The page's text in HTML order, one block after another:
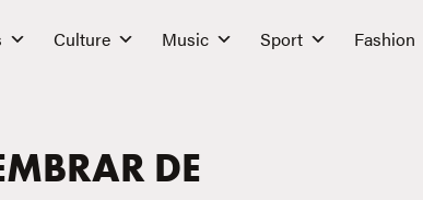
Culture Music Sport Fashion
DE